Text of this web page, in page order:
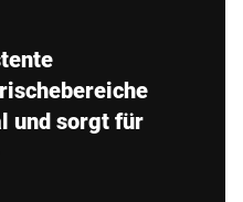
und sorgt für